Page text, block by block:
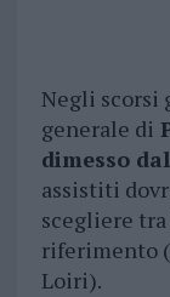
Negli scorsi
generale di
dimesso
assistiti
scegliere
riferimento
Loiri).